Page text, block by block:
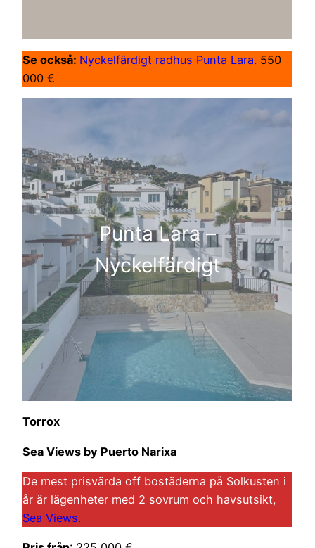
Se också: Nyckelfärdigt radhus Punta Lara. 550
000 €
Punta Lara –
Nyckelfärdigt
Torrox
Sea Views by Puerto Narixa
De mest prisvärda off bostäderna på Solkusten i
år är lägenheter med 2 sovrum och havsutsikt,
Sea Views.